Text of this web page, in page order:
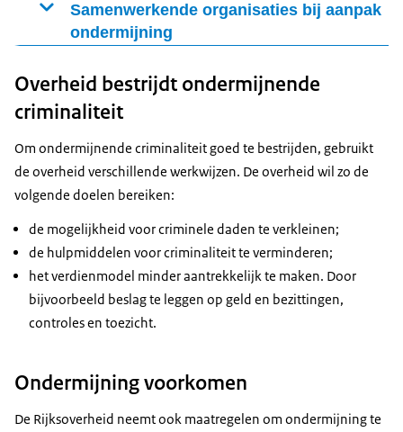
Samenwerkende organisaties bij aanpak
ondermijning
Overheid bestrijdt ondermijnende
criminaliteit
Om ondermijnende criminaliteit goed te bestrijden, gebruikt
de overheid verschillende werkwijzen. De overheid wil zo de
volgende doelen bereiken:
de mogelijkheid voor criminele daden te verkleinen;
de hulpmiddelen voor criminaliteit te verminderen;
het verdienmodel minder aantrekkelijk te maken. Door
bijvoorbeeld beslag te leggen op geld en bezittingen,
controles en toezicht.
Ondermijning voorkomen
De Rijksoverheid neemt ook maatregelen om ondermijning te